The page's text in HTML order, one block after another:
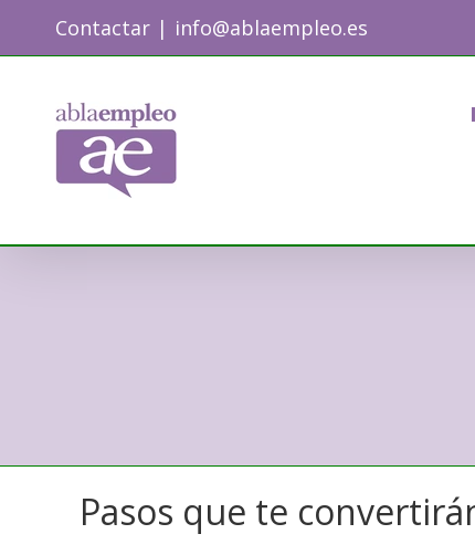
Contactar | info@ablaempleo.es
Pasos que te